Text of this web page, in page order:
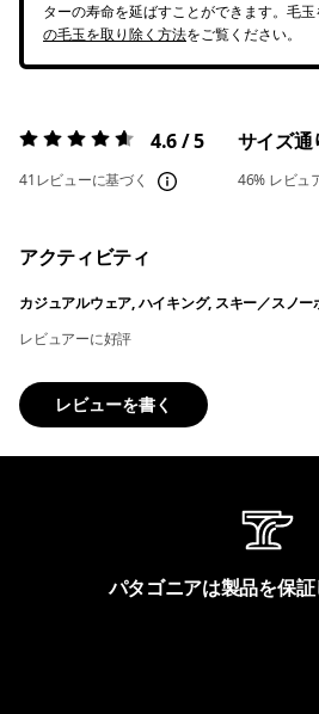
ターの寿命を延ばすことができます。毛
の毛玉を取り除く方法をご覧ください。
評価:4.6 / 5 4.6 / 5
41レビューに基づく
サイズ通
46% レビュ
アクティビティ
カジュアルウェア, ハイキング, スキー／スノー
レビュアーに好評
レビューを書く
パタゴニアは製品を保証